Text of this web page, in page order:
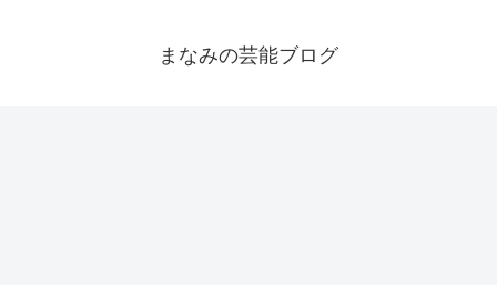
まなみの芸能ブログ